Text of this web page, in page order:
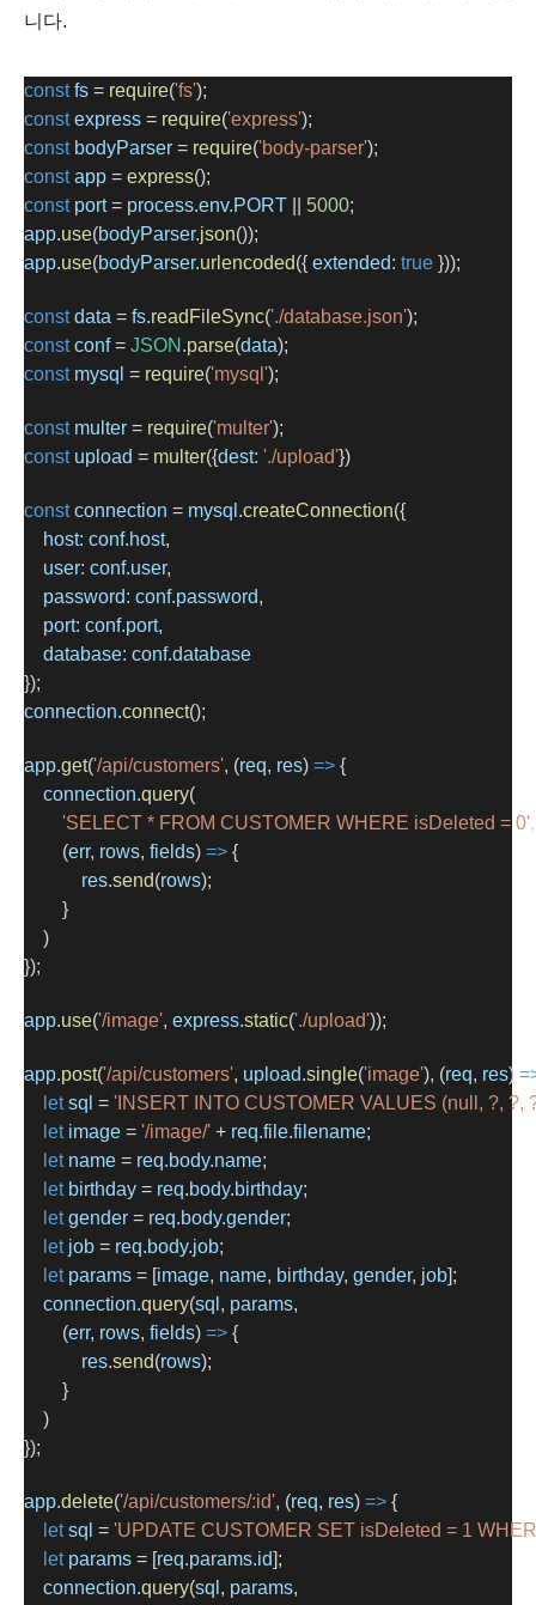
니다.
const fs = require('fs');
const express = require('express');
const bodyParser = require('body-parser');
const app = express();
const port = process.env.PORT 5000;
app.use(bodyParser.json());
app.use(bodyParser.urlencoded({ extended: true }));
const data = fs.readFileSync('./database.json');
const conf = JSON .parse(data);
const mysql = require('mysql');
const multer = require('multer');
const upload = multer({dest: './upload'})
const connection = mysql .createConnection({
host: conf.host,
user: conf.user,
password: conf.password,
port: conf.port,
database: conf.database
});
connection.connect();
app.get('/api/customers', (req, res) => {
connection.query(
'SELECT * FROM CUSTOMER WHERE isDeleted = 0',
        (
err, rows, fields) => {
res.send(rows);
        }
    )
});
app.use('/image', express.static('./upload'));
app.post('/api/customers', upload.single('image'), (req, res)
let sql = 'INSERT INTO CUSTOMER VALUES (null, ?, ?,
let image = '/image/' + req.file.filename;
let name = req.body.name;
let birthday = req.body.birthday;
let gender = req.body.gender;
let job = req.body.job;
let params = [image, name, birthday, gender, job];
connection.query(sql , params,
        (
err, rows, fields) => {
res.send(rows);
        }
    )
});
app.delete('/api/customers/:id', (req, res) => {
let sql = 'UPDATE CUSTOMER SET isDeleted = 1
let params = [req.params.id];
connection.query(sql , params,